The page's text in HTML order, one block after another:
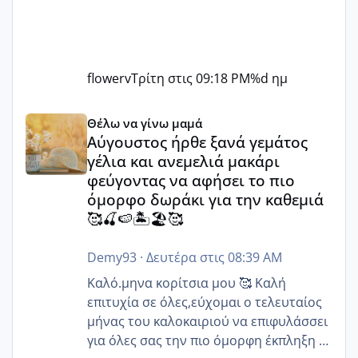
flowervΤρίτη στις 09:18 PM%d ημ
Αύγουστος ήρθε ξανά γεμάτος γέλια και ανεμελιά
Θέλω να γίνω μαμά
Αύγουστος ήρθε ξανά γεμάτος
γέλια και ανεμελιά μακάρι
φεύγοντας να αφήσει το πιο
όμορφο δωράκι για την καθεμιά
🥰🍒🍉🏝️🏖️🥰
Demy93· Δευτέρα στις 08:39 AM
Καλό.μηνα κορίτσια μου 🥰 Καλή
επιτυχία σε όλες,εύχομαι ο τελευταίος
μήνας του καλοκαιριού να επιφυλάσσει
για όλες σας την πιο όμορφη έκπληξη 🧿